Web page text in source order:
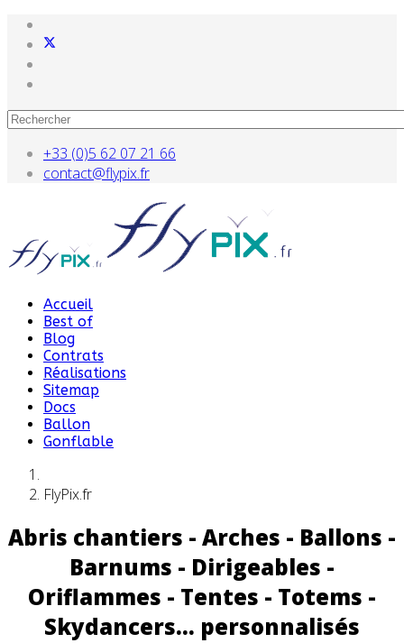
+33 (0)5 62 07 21 66
contact@flypix.fr
Accueil
Best of
Blog
Contrats
Réalisations
Sitemap
Docs
Ballon
Gonflable
FlyPix.fr
Abris chantiers - Arches - Ballons -
Barnums - Dirigeables -
Oriflammes - Tentes - Totems -
Skydancers... personnalisés